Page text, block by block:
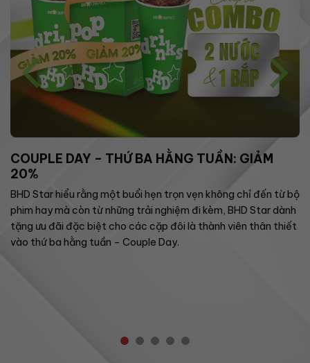
COUPLE DAY – THỨ BA HẰNG TUẦN: GIẢM
20%
BHD Star hiểu rằng một buổi hẹn trọn vẹn không chỉ đến từ bộ
phim hay mà còn từ những trải nghiệm đi kèm, BHD Star dành
tặng ưu đãi đặc biệt cho các cặp đôi là thành viên thân thiết
vào thứ ba hằng tuần – Couple Day.